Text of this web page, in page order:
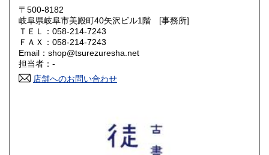
岡山県
山口県 300円
香川県
高知県 300円
300円 大分県
〒500-8182
岐阜県岐阜市美殿町40矢沢ビル1階 [事務所]
ＴＥＬ：058-214-7243
ＦＡＸ：058-214-7243
Email：shop@tsurezuresha.net
担当者：-
店舗へのお問い合わせ